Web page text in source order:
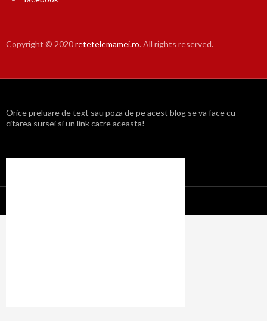
Copyright © 2020retetelemamei.ro. All rights reserved.
Orice preluare de text sau poza de pe acest blog se va face cu
citarea sursei si un link catre aceasta!